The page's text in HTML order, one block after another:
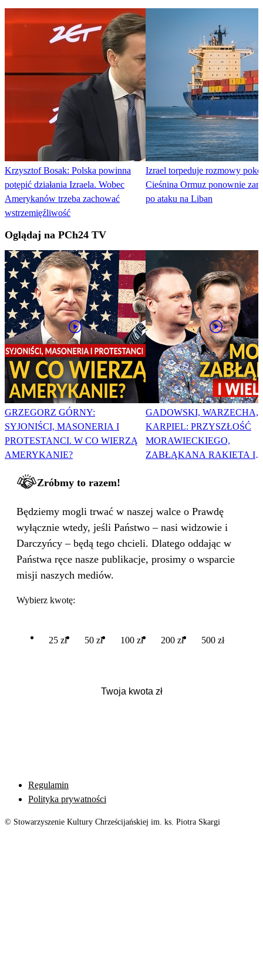
Krzysztof Bosak: Polska powinna
potępić działania Izraela. Wobec
Amerykanów trzeba zachować
wstrzemięźliwość
Izrael torpeduje rozmowy
Cieśnina Ormuz ponownie
po ataku na Liban
Oglądaj na PCh24 TV
GRZEGORZ GÓRNY:
SYJONIŚCI, MASONERIA I
PROTESTANCI. W CO WIERZĄ
AMERYKANIE?
GADOWSKI, WARZECHA,
KARPIEL: PRZYSZŁOŚĆ
MORAWIECKIEGO,
ZABŁĄKANA RAKIETA I
Zróbmy to razem!
Będziemy mogli trwać w naszej walce o Prawdę
wyłącznie wtedy, jeśli Państwo – nasi widzowie i
Darczyńcy – będą tego chcieli. Dlatego oddając w
Państwa ręce nasze publikacje, prosimy o wsparcie
misji naszych mediów.
Wybierz kwotę:
25 zł 50 zł 100 zł 200 zł 500 zł
Regulamin
Polityka prywatności
© Stowarzyszenie Kultury Chrześcijańskiej im. ks. Piotra Skargi